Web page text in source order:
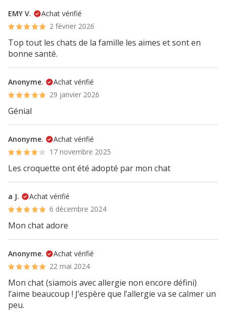
EMY V.
Achat vérifié
2 février 2026
Top tout les chats de la famille les aimes et sont en
bonne santé.
Anonyme.
Achat vérifié
29 janvier 2026
Génial
Anonyme.
Achat vérifié
17 novembre 2025
Les croquette ont été adopté par mon chat
a J.
Achat vérifié
6 décembre 2024
Mon chat adore
Anonyme.
Achat vérifié
22 mai 2024
Mon chat (siamois avec allergie non encore défini)
l’aime beaucoup ! J’espère que l’allergie va se calmer un
peu.